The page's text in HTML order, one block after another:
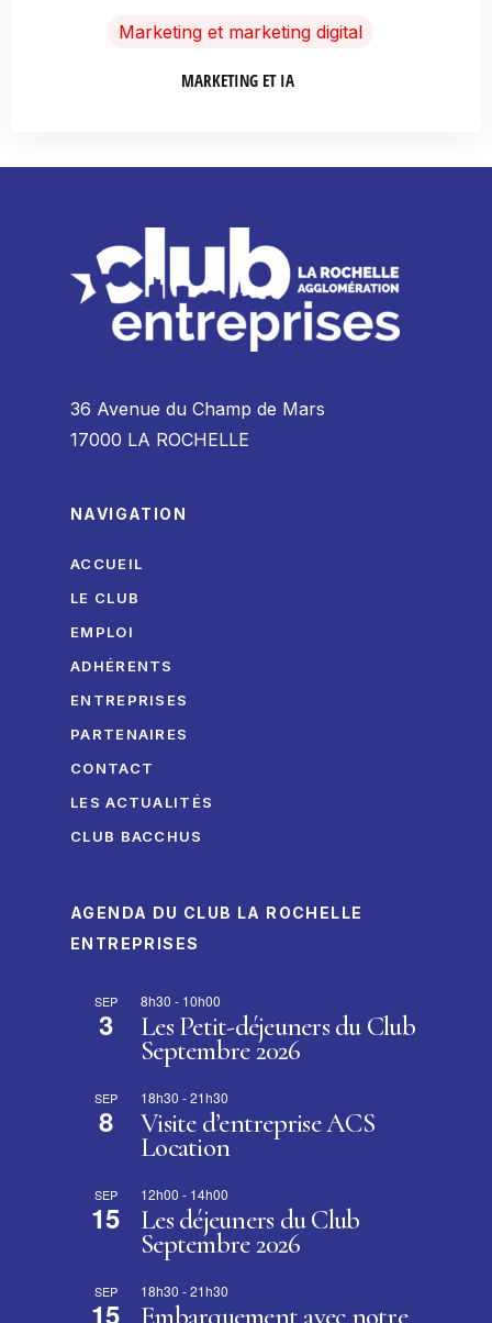
Marketing et marketing digital
MARKETING ET IA
36 Avenue du Champ de Mars
17000 LA ROCHELLE
NAVIGATION
ACCUEIL
LE CLUB
EMPLOI
ADHÉRENTS
ENTREPRISES
PARTENAIRES
CONTACT
LES ACTUALITÉS
CLUB BACCHUS
AGENDA DU CLUB LA ROCHELLE
ENTREPRISES
SEP
3
8h30 - 10h00
Les Petit-déjeuners du Club
Septembre 2026
SEP
8
18h30 -21h30
Visite d’entreprise ACS
Location
SEP
15
12h00 - 14h00
Les déjeuners du Club
Septembre 2026
SEP
15
18h30 -21h30
Embarquement avec notre